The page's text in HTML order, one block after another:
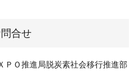
合せ
ＰＯ推進局脱炭素社会移行推進部